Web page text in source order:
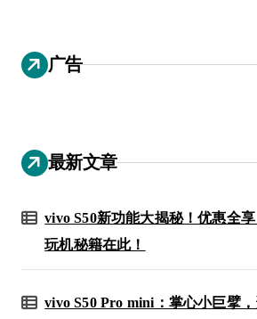
广告
最新文章
vivo S50新功能大揭秘！优惠全
玩机秘籍在此！
vivo S50 Pro mini：掌心小巨擘